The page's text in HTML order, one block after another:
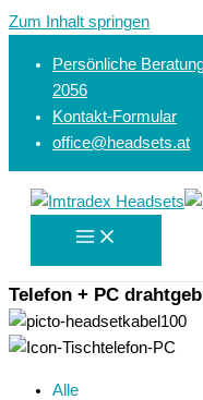
Zum Inhalt springen
Persönliche
2056
Kontakt-Formular
office@headsets.at
Telefon + PC
Alle